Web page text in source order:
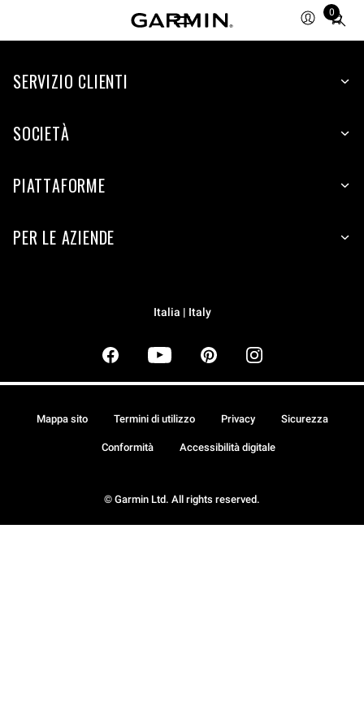
0
Total
items
cart:
SERVIZIO CLIENTI
SOCIETÀ
PIATTAFORME
PER LE AZIENDE
Italia | Italy
© Garmin Ltd. All rights reserved.
Mappa sito Termini di utilizzo Privacy Sicurezza
Conformità Accessibilità digitale